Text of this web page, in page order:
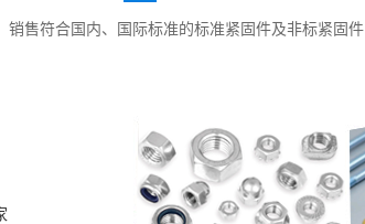
销售符合国内、国际标准的标准紧固件及非标紧固件